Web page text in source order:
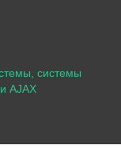
системы
AJAX